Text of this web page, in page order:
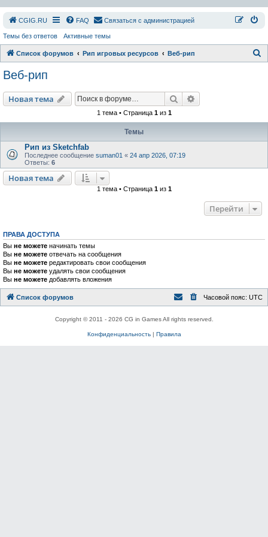
СGIG.RU FAQ Связаться с администрацией
Темы без ответов Активные темы
Список форумов Рип игровых ресурсов Веб-рип
Веб-рип
Новая тема Поиск
1 тема • Страница 1из 1
Темы
Рип из Sketchfab
Последнее сообщение suman01 « 24 апр 2026, 07:19
Ответы: 6
Новая тема
1 тема • Страница 1из 1
Перейти
ПРАВА ДОСТУПА
Вы не можете начинать темы
Вы не можете отвечать на сообщения
Вы не можете редактировать свои сообщения
Вы не можете удалять свои сообщения
Вы не можете добавлять вложения
Список форумов Часовой пояс: UTC
Copyright © 2011 - 2026 CG in Games All rights reserved.
Конфиденциальность| Правила